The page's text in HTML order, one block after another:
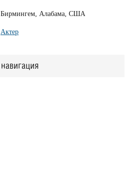
Бирмингем, Алабама, США
Актер
навигация